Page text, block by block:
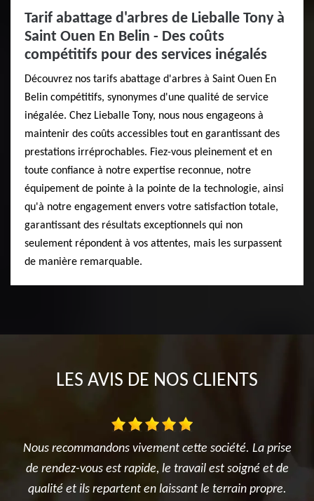
Tarif abattage d'arbres de Lieballe Tony à
Saint Ouen En Belin - Des coûts
compétitifs pour des services inégalés
Découvrez nos tarifs abattage d'arbres à Saint Ouen En
Belin compétitifs, synonymes d'une qualité de service
inégalée. Chez Lieballe Tony, nous nous engageons à
maintenir des coûts accessibles tout en garantissant des
prestations irréprochables. Fiez-vous pleinement et en
toute confiance à notre expertise reconnue, notre
équipement de pointe à la pointe de la technologie, ainsi
qu'à notre engagement envers votre satisfaction totale,
garantissant des résultats exceptionnels qui non
seulement répondent à vos attentes, mais les surpassent
de manière remarquable.
LES AVIS DE NOS CLIENTS
société. La prise
est soigné et de
le terrain propre.
Je recommande vivement lieballe
exécuté rapidement, proprement et
confiance par une équipe très